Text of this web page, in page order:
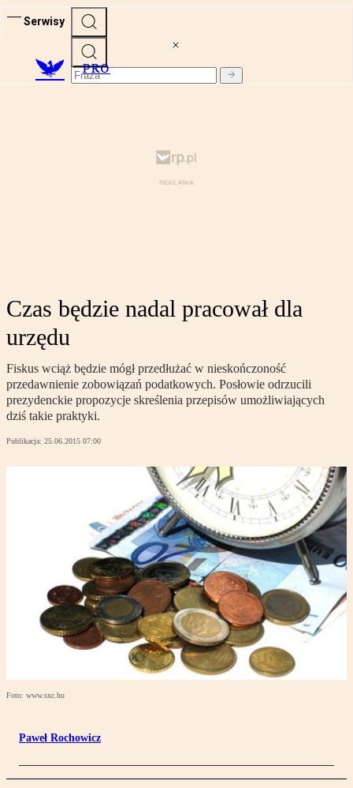
Serwisy
PRO
Czas będzie nadal pracował dla
urzędu
Fiskus wciąż będzie mógł przedłużać w nieskończoność
przedawnienie zobowiązań podatkowych. Posłowie odrzucili
prezydenckie propozycje skreślenia przepisów umożliwiających
dziś takie praktyki.
Publikacja: 25.06.2015 07:00
Foto: www.sxc.hu
Paweł Rochowicz